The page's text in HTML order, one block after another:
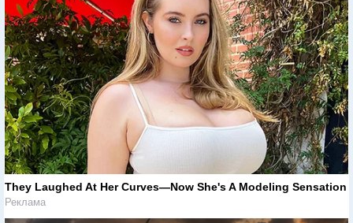
They Laughed At Her Curves—Now She's A Modeling Sensation
Реклама